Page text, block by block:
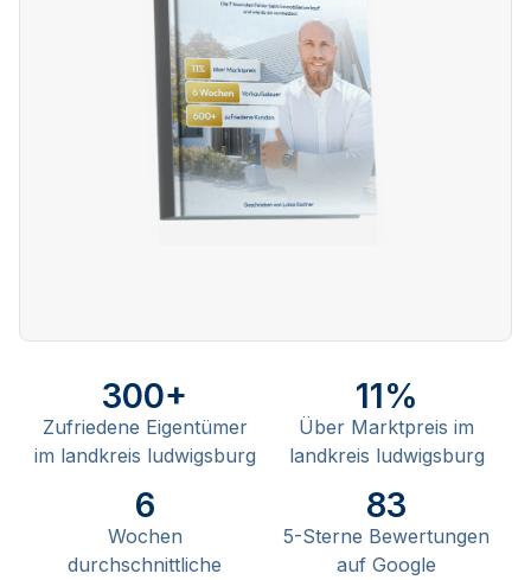
300+
Zufriedene Eigentümer
im landkreis ludwigsburg
11%
Über Marktpreis im
landkreis ludwigsburg
6
Wochen
durchschnittliche
83
5-Sterne Bewertungen
auf Google